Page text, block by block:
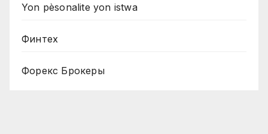
Yon pèsonalite yon istwa
Финтех
Форекс Брокеры